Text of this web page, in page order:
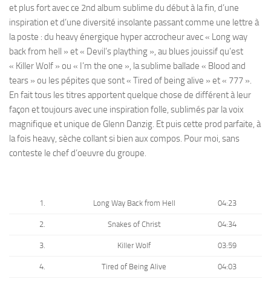
et plus fort avec ce 2nd album sublime du début à la fin, d’une
inspiration et d’une diversité insolante passant comme une lettre à
la poste : du heavy énergique hyper accrocheur avec « Long way
back from hell » et « Devil’s plaything », au blues jouissif qu’est
« Killer Wolf » ou « I’m the one », la sublime ballade « Blood and
tears » ou les pépites que sont « Tired of being alive » et « 777 ».
En fait tous les titres apportent quelque chose de différent à leur
façon et toujours avec une inspiration folle, sublimés par la voix
magnifique et unique de Glenn Danzig. Et puis cette prod parfaite, à
la fois heavy, sèche collant si bien aux compos. Pour moi, sans
conteste le chef d’oeuvre du groupe.
1. Long Way Back from Hell 04:23
2. Snakes of Christ 04:34
3. Killer Wolf 03:59
4. Tired of Being Alive 04:03